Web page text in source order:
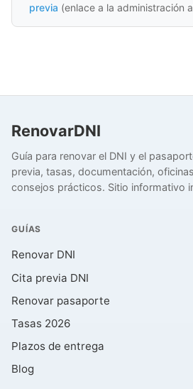
previa (enlace a la administración
RenovarDNI
Guía para renovar el DNI y el
previa, tasas, documentación,
consejos prácticos. Sitio informativo
GUÍAS
Renovar DNI
Cita previa DNI
Renovar pasaporte
Tasas 2026
Plazos de entrega
Blog